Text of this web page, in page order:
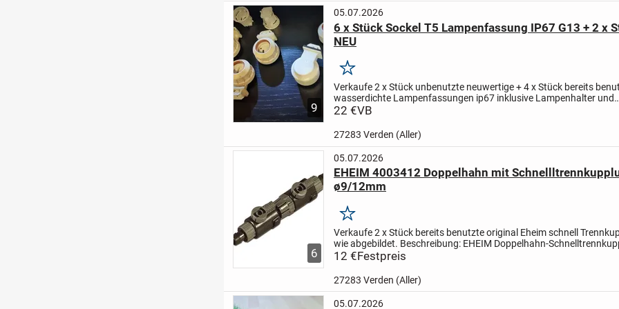
9
05.07.2026
6 x Stück Sockel T5 Lampenfassung IP67 G13 + 2 x
NEU
Merken
Verkaufe 2 x Stück unbenutzte neuwertige + 4 x Stück bereits
wasserdichte Lampenfassungen ip67 inklusive Lampenhalter und
Gummidichtung, zusätzlich 2 x Stück Fassung -Verschlussring + 2
22 €VB
27283 Verden (Aller)
6
05.07.2026
EHEIM 4003412 Doppelhahn mit
ø9/12mm
Merken
Verkaufe 2 x Stück bereits benutzte original Eheim schnell
wie abgebildet. Beschreibung: EHEIM Doppelhahn-
einem Handgriff trennen oder verbindet man die...
12 €Festpreis
27283 Verden (Aller)
05.07.2026